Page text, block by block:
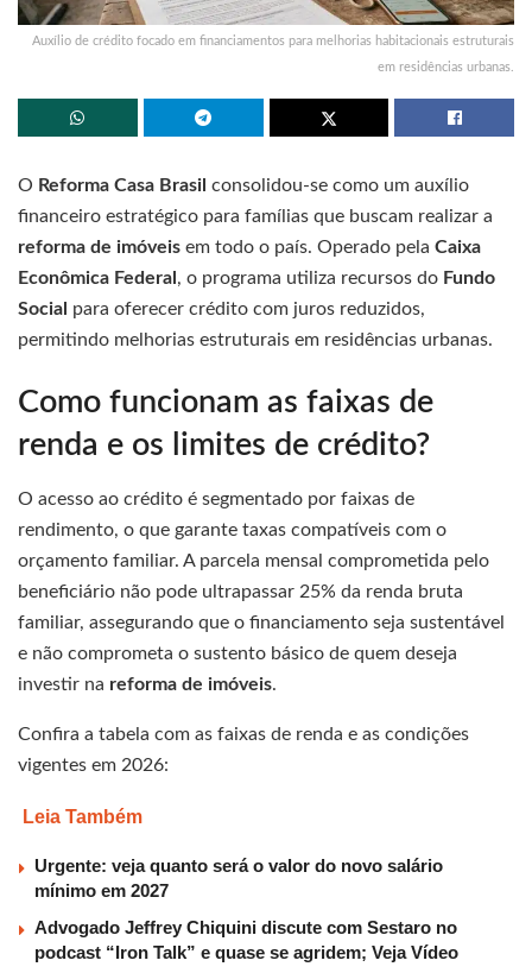
Auxílio de crédito focado em financiamentos para melhorias habitacionais estruturais
em residências urbanas.
O Reforma Casa Brasil consolidou-se como um auxílio
financeiro estratégico para famílias que buscam realizar a
reforma de imóveis em todo o país. Operado pela Caixa
Econômica Federal , o programa utiliza recursos do Fundo
Social para oferecer crédito com juros reduzidos,
permitindo melhorias estruturais em residências urbanas.
Como funcionam as faixas de
renda e os limites de crédito?
O acesso ao crédito é segmentado por faixas de
rendimento, o que garante taxas compatíveis com o
orçamento familiar. A parcela mensal comprometida pelo
beneficiário não pode ultrapassar 25% da renda bruta
familiar, assegurando que o financiamento seja sustentável
e não comprometa o sustento básico de quem deseja
investir na reforma de imóveis.
Confira a tabela com as faixas de renda e as condições
vigentes em 2026:
Leia Também
Urgente: veja quanto será o valor do novo salário
mínimo em 2027
Advogado Jeffrey Chiquini discute com Sestaro no
podcast “Iron Talk” e quase se agridem; Veja Vídeo